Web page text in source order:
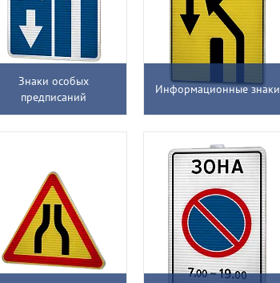
Знаки особых
предписаний
Информационные знаки